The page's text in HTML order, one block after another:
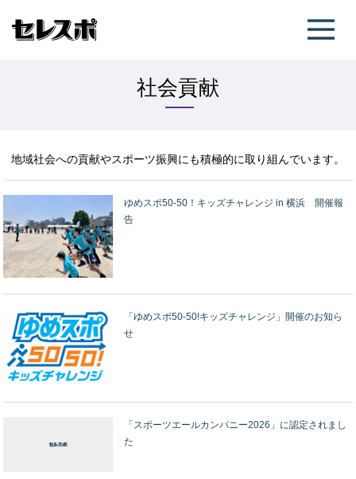
社会貢献
地域社会への貢献やスポーツ振興にも積極的に取り組んでいます。
ゆめスポ50-50！キッズチャレンジ in 横浜 開催報
告
「ゆめスポ50-50!キッズチャレンジ」開催のお知ら
せ
「スポーツエールカンパニー2026」に認定されまし
た